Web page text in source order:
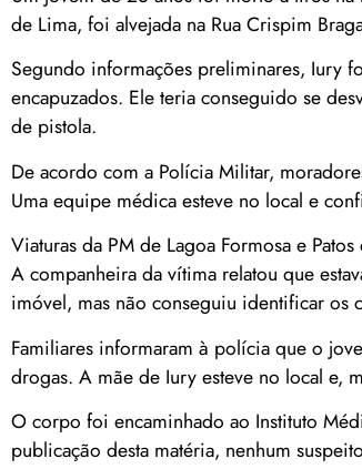
de Lima, foi alvejada na Rua Crispim
Segundo informações preliminares, Iury
encapuzados. Ele teria conseguido se
de pistola.
De acordo com a Polícia Militar,
Uma equipe médica esteve no local e
Viaturas da PM de Lagoa Formosa e
A companheira da vítima relatou que
imóvel, mas não conseguiu identificar os
Familiares informaram à polícia que o
drogas. A mãe de Iury esteve no local e,
O corpo foi encaminhado ao Instituto
publicação desta matéria, nenhum